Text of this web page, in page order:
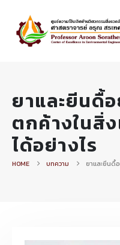
ยาและยีนดื้
ตกค้างในสิ่
ได้อย่างไร
HOME บทความ ยาและยีนดื้